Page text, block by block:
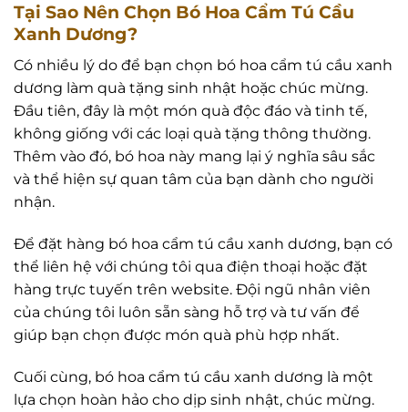
Tại Sao Nên Chọn Bó Hoa Cẩm Tú Cầu
Xanh Dương?
Có nhiều lý do để bạn chọn bó hoa cẩm tú cầu xanh
dương làm quà tặng sinh nhật hoặc chúc mừng.
Đầu tiên, đây là một món quà độc đáo và tinh tế,
không giống với các loại quà tặng thông thường.
Thêm vào đó, bó hoa này mang lại ý nghĩa sâu sắc
và thể hiện sự quan tâm của bạn dành cho người
nhận.
Để đặt hàng bó hoa cẩm tú cầu xanh dương, bạn có
thể liên hệ với chúng tôi qua điện thoại hoặc đặt
hàng trực tuyến trên website. Đội ngũ nhân viên
của chúng tôi luôn sẵn sàng hỗ trợ và tư vấn để
giúp bạn chọn được món quà phù hợp nhất.
Cuối cùng, bó hoa cẩm tú cầu xanh dương là một
lựa chọn hoàn hảo cho dịp sinh nhật, chúc mừng.